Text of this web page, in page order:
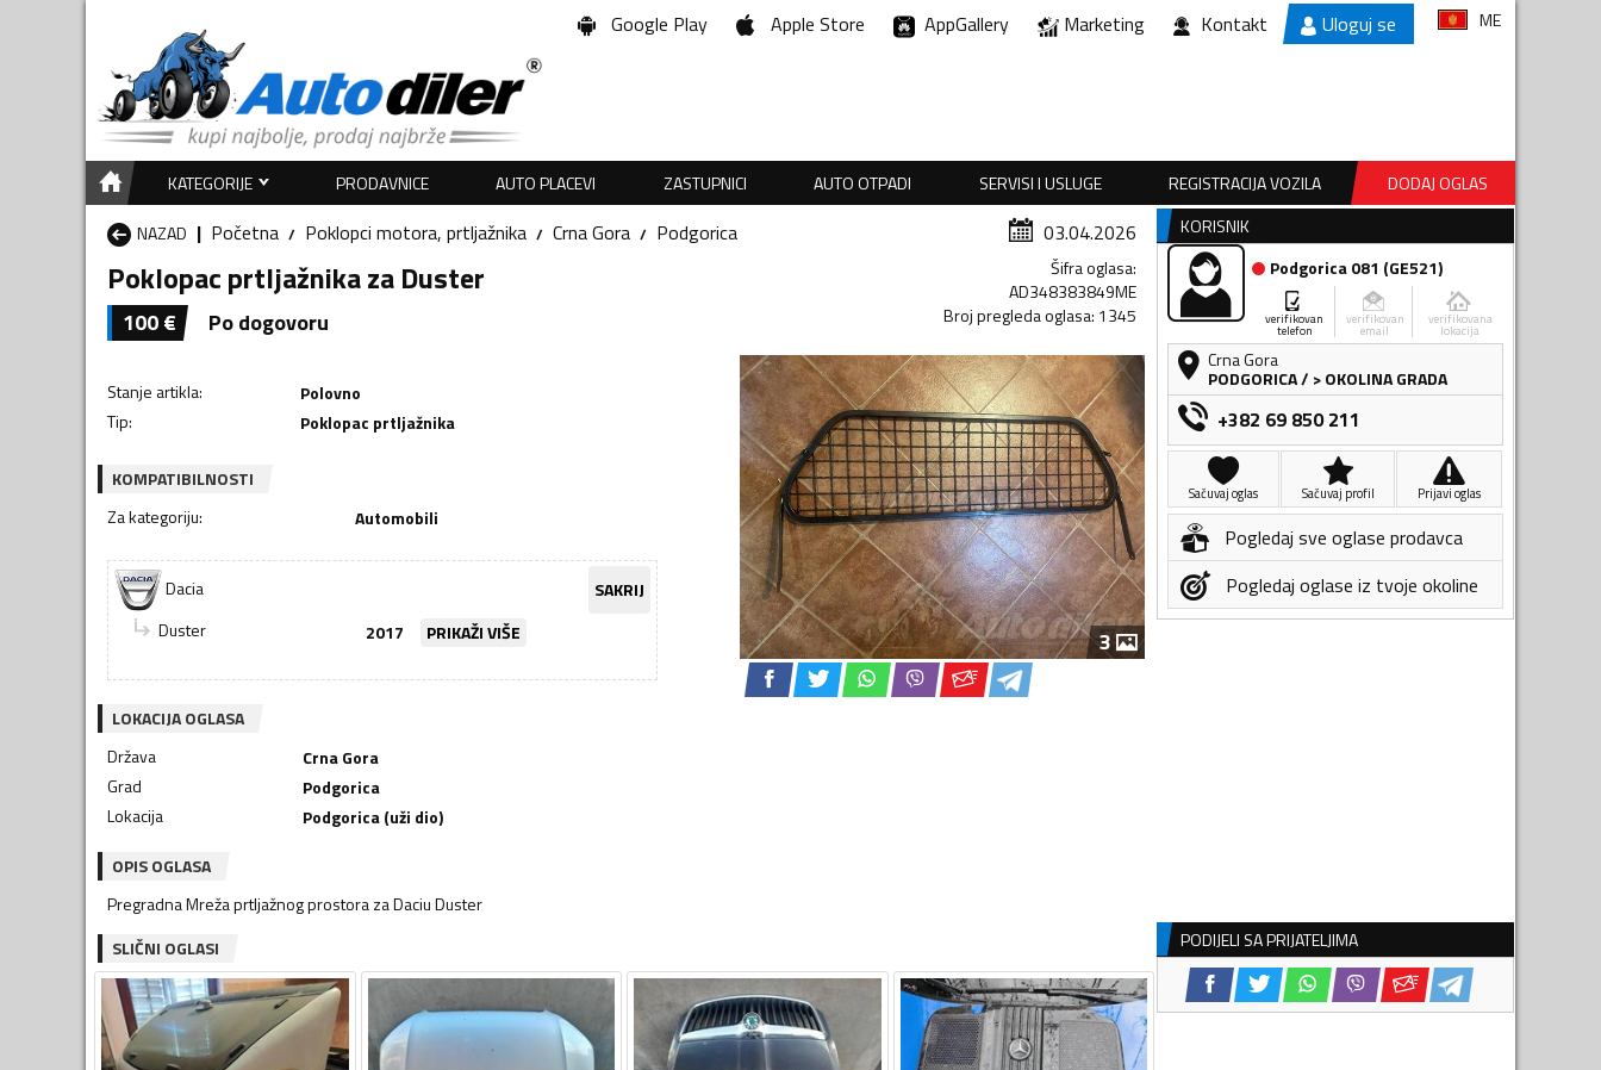
Google Play Apple Store AppGallery Marketing Kontakt Uloguj se ME
KATEGORIJE PRODAVNICE AUTO PLACEVI ZASTUPNICI AUTO OTPADI SERVISI I USLUGE REGISTRACIJA VOZILA
DODAJ OGLAS
NAZAD
Početna Poklopci motora, prtljažnika Crna Gora Podgorica 03.04.2026
Poklopac prtljažnika za Duster
100€ Po dogovoru
Šifra oglasa:
AD348383849ME
Broj pregleda oglasa: 1345
Stanje artikla:
Polovno
Tip: Poklopac prtljažnika
KOMPATIBILNOSTI
Za kategoriju: Automobili
Dacia
SAKRIJ
Duster
2017 PRIKAŽI VIŠE 3
LOKACIJA OGLASA
Država
Crna Gora
Grad
Podgorica
Lokacija
Podgorica (uži dio)
OPIS OGLASA
Pregradna Mreža prtljažnog prostora za Daciu Duster
SLIČNI OGLASI
KORISNIK
Podgorica 081 (GE521)
verifikovan
telefon
verifikovan
email
verifikovana
lokacija
Crna Gora
PODGORICA/ > OKOLINA GRADA
+382 69 850 211
Sačuvaj oglas Sačuvaj profil Prijavi oglas
Pogledaj sve oglase prodavca
Pogledaj oglase iz tvoje okoline
PODIJELI SA PRIJATELJIMA